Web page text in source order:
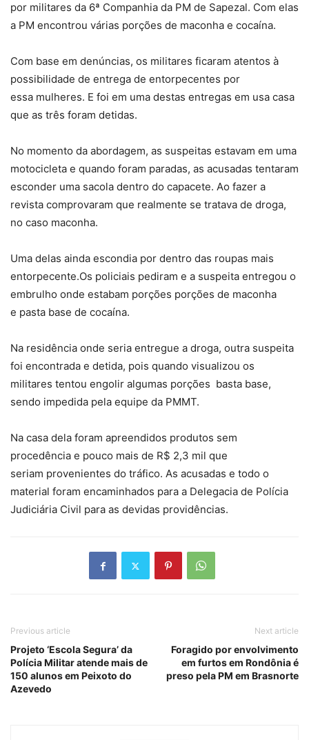
por militares da 6ª Companhia da PM de Sapezal. Com elas
a PM encontrou várias porções de maconha e cocaína.
Com base em denúncias, os militares ficaram atentos à
possibilidade de entrega de entorpecentes por
essa mulheres. E foi em uma destas entregas em usa casa
que as três foram detidas.
No momento da abordagem, as suspeitas estavam em uma
motocicleta e quando foram paradas, as acusadas tentaram
esconder uma sacola dentro do capacete. Ao fazer a
revista comprovaram que realmente se tratava de droga,
no caso maconha.
Uma delas ainda escondia por dentro das roupas mais
entorpecente.Os policiais pediram e a suspeita entregou o
embrulho onde estabam porções porções de maconha
e pasta base de cocaína.
Na residência onde seria entregue a droga, outra suspeita
foi encontrada e detida, pois quando visualizou os
militares tentou engolir algumas porções basta base,
sendo impedida pela equipe da PMMT.
Na casa dela foram apreendidos produtos sem
procedência e pouco mais de R$ 2,3 mil que
seriam provenientes do tráfico. As acusadas e todo o
material foram encaminhados para a Delegacia de Polícia
Judiciária Civil para as devidas providências.
Previous article
Projeto ‘Escola Segura’ da
Polícia Militar atende mais de
150 alunos em Peixoto do
Azevedo
Next article
Foragido por envolvimento
em furtos em Rondônia é
preso pela PM em Brasnorte